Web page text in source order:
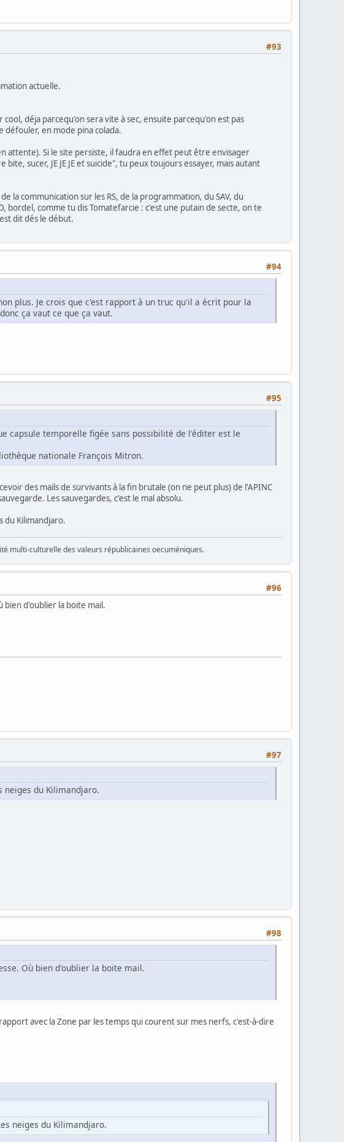
#93
actuelle.
déja parcequ'on sera vite à sec, ensuite parcequ'on est pas
en mode pina colada.
attente). Si le site persiste, il faudra en effet peut être envisager
sucer, JE JE JE et suicide", tu peux toujours essayer, mais autant
communication sur les RS, de la programmation, du SAV, du
comme tu dis Tomatefarcie : c'est une putain de secte, on te
dit dés le début.
#94
plus. Je crois que c'est rapport à un truc qu'il a écrit pour la
ça vaut ce que ça vaut.
#95
capsule temporelle figée sans possibilité de l'éditer est le
nationale François Mitron.
des mails de survivants à la fin brutale (on ne peut plus) de l'APINC
Les sauvegardes, c'est le mal absolu.
du Kilimandjaro.
multi-culturelle des valeurs républicaines oecuméniques.
#96
bien d'oublier la boite mail.
#97
neiges du Kilimandjaro.
#98
Où bien d'oublier la boite mail.
avec la Zone par les temps qui courent sur mes nerfs, c'est-à-dire
neiges du Kilimandjaro.